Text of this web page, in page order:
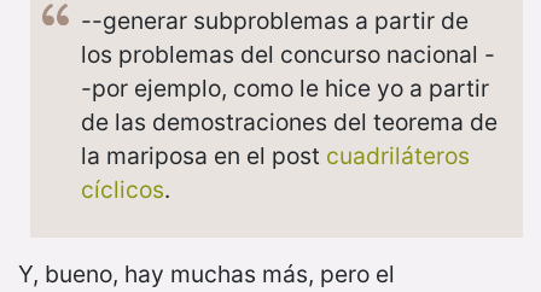
--generar subproblemas a partir de
los problemas del concurso nacional -
-por ejemplo, como le hice yo a partir
de las demostraciones del teorema de
la mariposa en el post cuadriláteros
cíclicos.
Y, bueno, hay muchas más, pero el